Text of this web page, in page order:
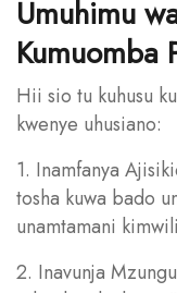
Umuhimu
Kumuomba
Hii sio tu kuhusu
kwenye uhusiano:
1. Inamfanya
tosha kuwa bado
unamtamani
2. Inavunja